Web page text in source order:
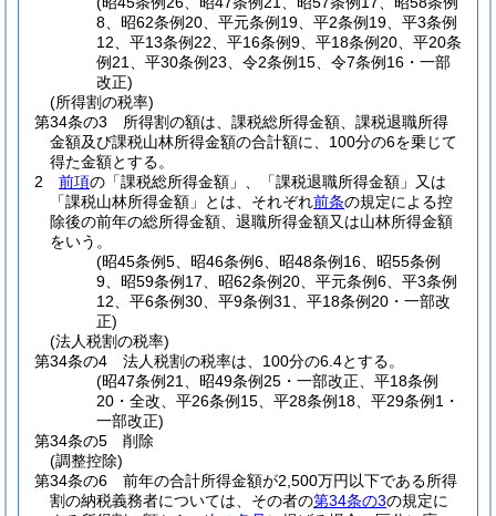
8、昭62条例20、平元条例19、平2条例19、平3条例
12、平13条例22、平16条例9、平18条例20、平20条
例21、平30条例23、令2条例15、令7条例16・一部
改正)
(所得割の税率)
第34条の3
所得割の額は、課税総所得金額、課税退職所得
金額及び課税山林所得金額の合計額に、100分の6を乗じて
得た金額とする。
2
前項の「課税総所得金額」、「課税退職所得金額」又は
「課税山林所得金額」とは、それぞれ前条の規定による控
除後の前年の総所得金額、退職所得金額又は山林所得金額
をいう。
(昭45条例5、昭46条例6、昭48条例16、昭55条例
9、昭59条例17、昭62条例20、平元条例6、平3条例
12、平6条例30、平9条例31、平18条例20・一部改
正)
(法人税割の税率)
第34条の4
法人税割の税率は、100分の6.4とする。
(昭47条例21、昭49条例25・一部改正、平18条例
20・全改、平26条例15、平28条例18、平29条例1・
一部改正)
第34条の5
削除
(調整控除)
第34条の6
前年の合計所得金額が2,500万円以下である所得
割の納税義務者については、その者の第34条の3の規定に